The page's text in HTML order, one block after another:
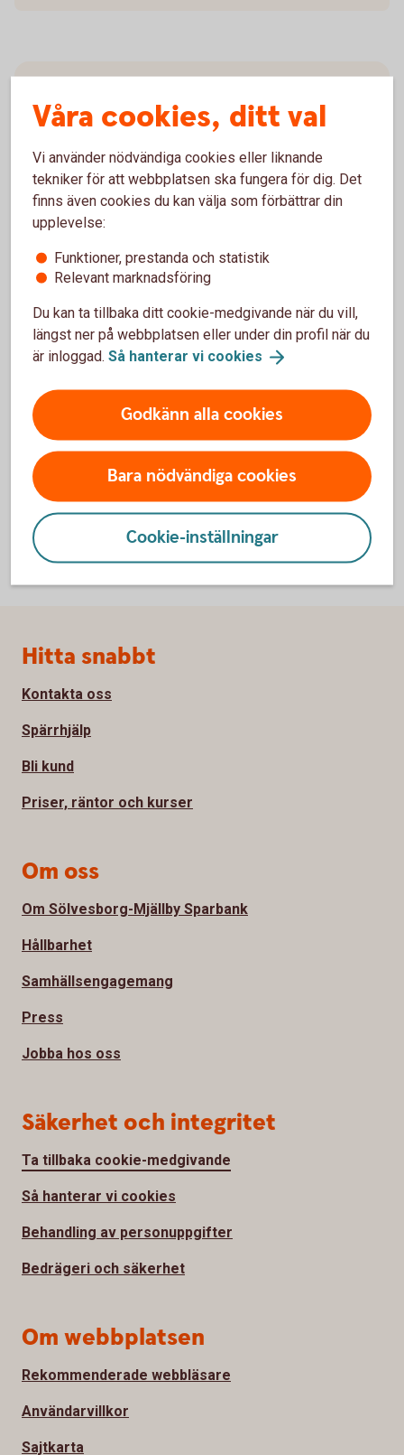
Insättningsuppgift i
internetbanken
I internetbanken får du snabbt och enkelt tillgång till
aktuell information om inbetalningar som gjorts till
ditt företagskonto via Bankgirot.
Insättningsuppgift iinternetbanken
För att se detta innehåll behöver du först
Inställningar för cookies
Våra cookies, ditt val
Vi använder nödvändiga cookies eller liknande
tekniker för att webbplatsen ska fungera för dig. Det
finns även cookies du kan välja som förbättrar din
upplevelse:
Funktioner, prestanda och statistik
Relevant marknadsföring
Du kan ta tillbaka ditt cookie-medgivande när du vill,
längst ner på webbplatsen eller under din profil när du
är inloggad. Så hanterar vi cookies
Godkänn alla cookies
Bara nödvändiga cookies
Cookie-inställningar
Sidfot
Hitta snabbt
Kontakta oss
Spärrhjälp
Bli kund
Priser, räntor och kurser
Om oss
Om Sölvesborg-Mjällby Sparbank
Hållbarhet
Samhällsengagemang
Press
Jobba hos oss
Säkerhet och integritet
Ta tillbaka cookie-medgivande
Så hanterar vi cookies
Behandling av personuppgifter
Bedrägeri och säkerhet
Om webbplatsen
Rekommenderade webbläsare
Användarvillkor
Sajtkarta